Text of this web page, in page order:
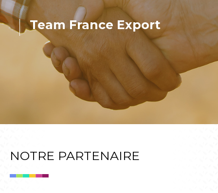
Team France Export
NOTRE PARTENAIRE